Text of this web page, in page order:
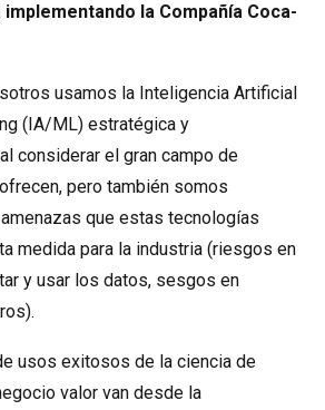
la Compañía Coca-
usamos la Inteligencia Artificial
(IA/ML) estratégica y
considerar el gran campo de
pero también somos
que estas tecnologías
medida para la industria (riesgos en
y usar los datos, sesgos en
usos exitosos de la ciencia de
valor van desde la